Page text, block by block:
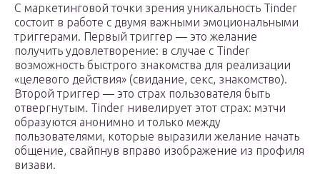
С маркетинговой точки зрения уникальность Tinder
состоит в работе с двумя важными эмоциональными
триггерами. Первый триггер — это желание
получить удовлетворение: в случае с Tinder
возможность быстрого знакомства для реализации
«целевого действия» (свидание, секс, знакомство).
Второй триггер — это страх пользователя быть
отвергнутым. Tinder нивелирует этот страх: мэтчи
образуются анонимно и только между
пользователями, которые выразили желание начать
общение, свайпнув вправо изображение из профиля
визави.